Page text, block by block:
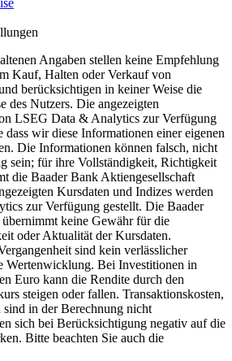
Angaben stellen keine Empfehlung
Kauf, Halten oder Verkauf von
berücksichtigen in keiner Weise die
des Nutzers. Die angezeigten
LSEG Data & Analytics zur Verfügung
dass wir diese Informationen einer eigenen
Die Informationen können falsch, nicht
sein; für ihre Vollständigkeit, Richtigkeit
die Baader Bank Aktiengesellschaft
Kursdaten und Indizes werden
zur Verfügung gestellt. Die Baader
keine Gewähr für die
oder Aktualität der Kursdaten.
sind kein verlässlicher
Wertenwicklung. Bei Investitionen in
Euro kann die Rendite durch den
steigen oder fallen. Transaktionskosten,
in der Berechnung nicht
sich bei Berücksichtigung negativ auf die
Bitte beachten Sie auch die